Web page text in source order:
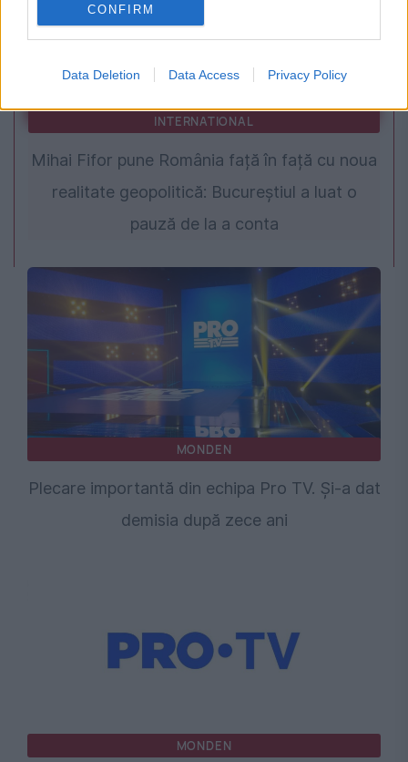
CONFIRM
Data Deletion Data Access Privacy Policy
INTERNATIONAL
Mihai Fifor pune România față în față cu noua
realitate geopolitică: Bucureștiul a luat o
pauză de la a conta
MONDEN
Plecare importantă din echipa Pro TV. Și-a dat
demisia după zece ani
MONDEN